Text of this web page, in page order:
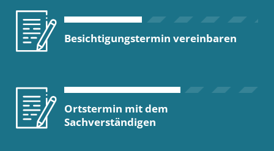
Besichtigungstermin vereinbaren
Ortstermin mit dem
Sachverständigen